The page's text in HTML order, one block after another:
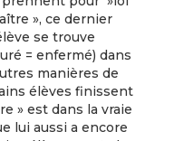
», ce dernier
se trouve
= enfermé) dans
manières de
élèves finissent
» est dans la vraie
lui aussi a encore